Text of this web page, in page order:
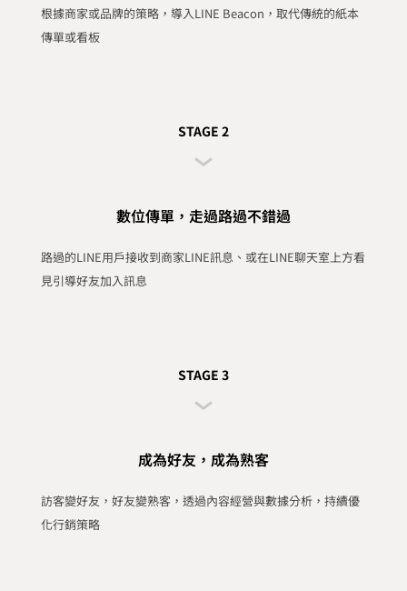
根據商家或品牌的策略，導入LINE Beacon，取代傳統的紙本
傳單或看板
STAGE 2
數位傳單，走過路過不錯過
路過的LINE用戶接收到商家LINE訊息、或在LINE聊天室上方看
見引導好友加入訊息
STAGE 3
成為好友，成為熟客
訪客變好友，好友變熟客，透過內容經營與數據分析，持續優
化行銷策略